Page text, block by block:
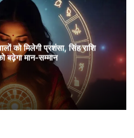
को मिलेगी प्रशंसा, सिंह राशि
बढ़ेगा मान-सम्मान